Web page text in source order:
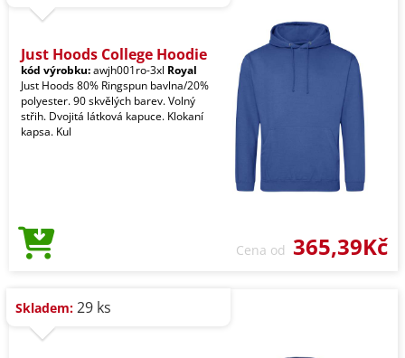
Just Hoods College Hoodie
kód výrobku:awjh001ro-3xl Royal
Just Hoods 80% Ringspun bavlna/20%
polyester. 90 skvělých barev. Volný
střih. Dvojitá látková kapuce. Klokaní
kapsa. Kul
Cena od 365,39Kč
Skladem: 29 ks